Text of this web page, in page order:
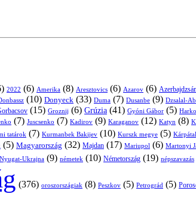
2022 (6) Amerika (8) Aresztovics (6) Azarov (6)
(10) Donyeck (33) Duma (7) Dusanbe (9) Dzsalal-
(15) Groznij (6) Grúzia (41) Gyóni Gábor (5)
(7) Juscsenko (7) Kadirov (9) Karaganov (12) Katyn (8)
tatárok (7) Kurmanbek Bakijev (10) Kurszk megye (5)
(5) Magyarország (32) Majdan (17) Mariupol (6) Martonyi
Nyugat-Ukrajna (9) németek (10) Németország (19) népszavazás
(376) oroszországiak (8) Peszkov (5) Petrográd (5)